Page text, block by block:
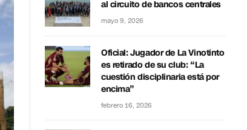
al circuito de bancos centrales
mayo 9, 2026
Oficial: Jugador de La Vinotinto
es retirado de su club: “La
cuestión disciplinaria está por
encima”
febrero 16, 2026